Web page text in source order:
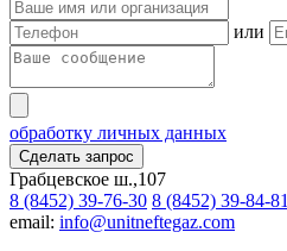
или
обработку личных данных
Сделать запрос
Грабцевское ш.,107
8 (8452) 39-76-30 8 (8452) 39-84-81
email: info@unitneftegaz.com